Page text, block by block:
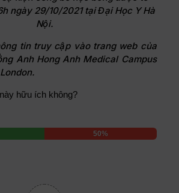
ngày 29/10/2021 tại Đại Học Y Hà
Nội.
tin truy cập vào trang web của
Anh Hong Anh Medical Campus
hữu ích không?
50%